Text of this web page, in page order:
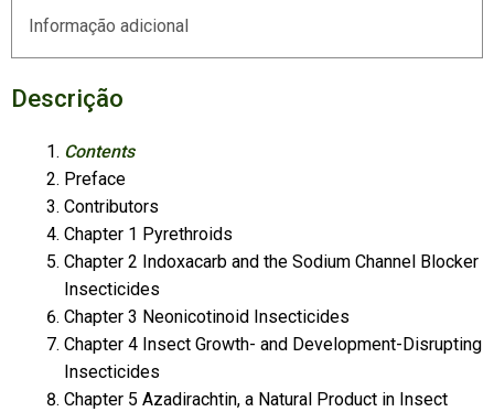
Informação adicional
Descrição
Contents
Preface
Contributors
Chapter 1 Pyrethroids
Chapter 2 Indoxacarb and the Sodium Channel Blocker
Insecticides
Chapter 3 Neonicotinoid Insecticides
Chapter 4 Insect Growth- and Development-Disrupting
Insecticides
Chapter 5 Azadirachtin, a Natural Product in Insect